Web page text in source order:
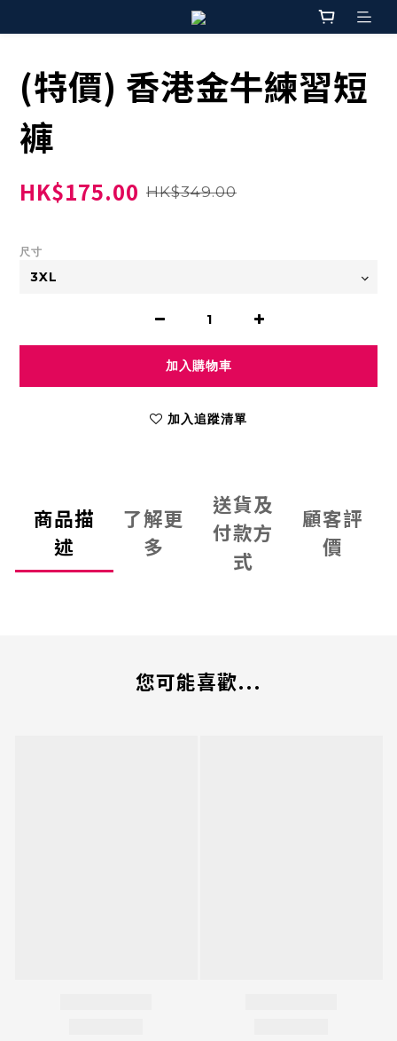
(特價) 香港金牛練習短
褲
HK$175.00 HK$349.00
尺寸
加入購物車
加入追蹤清單
商品描
述
了解更
多
送貨及
付款方
式
顧客評
價
您可能喜歡...